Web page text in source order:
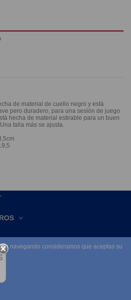
de material de cuello negro y está
pero duradero, para una sesión de juego
hecha de material estirable para un buen
talla más se ajusta.
navegando consideramos que aceptas su